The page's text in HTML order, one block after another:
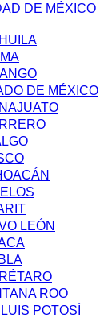
DE MÉXICO
DE MÉXICO
LEÓN
ROO
POTOSÍ